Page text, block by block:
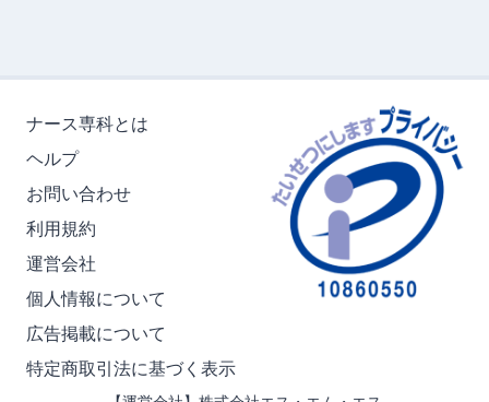
ナース専科とは
ヘルプ
お問い合わせ
利用規約
運営会社
個人情報について
広告掲載について
特定商取引法に基づく表示